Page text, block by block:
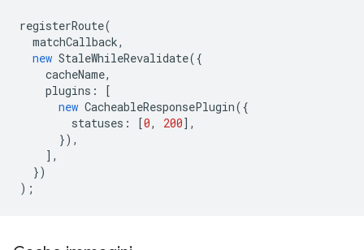
registerRoute(
matchCallback,
new StaleWhileRevalidate({
cacheName,
plugins :
[
new CacheableResponsePlugin({
statuses : [0, 200],
}),
],
})
);